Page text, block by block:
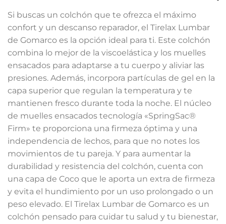
Si buscas un colchón que te ofrezca el máximo
confort y un descanso reparador, el Tirelax Lumbar
de Gomarco es la opción ideal para ti. Este colchón
combina lo mejor de la viscoelástica y los muelles
ensacados para adaptarse a tu cuerpo y aliviar las
presiones. Además, incorpora partículas de gel en la
capa superior que regulan la temperatura y te
mantienen fresco durante toda la noche. El núcleo
de muelles ensacados tecnología «SpringSac®
Firm» te proporciona una firmeza óptima y una
independencia de lechos, para que no notes los
movimientos de tu pareja. Y para aumentar la
durabilidad y resistencia del colchón, cuenta con
una capa de Coco que le aporta un extra de firmeza
y evita el hundimiento por un uso prolongado o un
peso elevado. El Tirelax Lumbar de Gomarco es un
colchón pensado para cuidar tu salud y tu bienestar,